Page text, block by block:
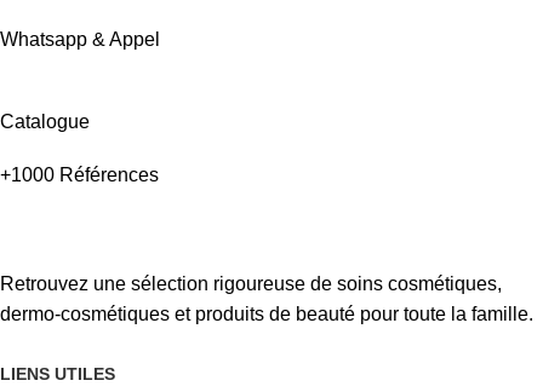
Whatsapp & Appel
Catalogue
+1000 Références
Retrouvez une sélection rigoureuse de soins cosmétiques,
dermo-cosmétiques et produits de beauté pour toute la famille.
LIENS UTILES